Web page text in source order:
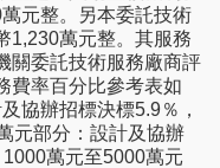
元整。另本委託技術
1,230萬元整。其服務
關委託技術服務廠商評
費率百分比參考表如
協辦招標決標5.9％，
元部分：設計及協辦
萬元至5000萬元